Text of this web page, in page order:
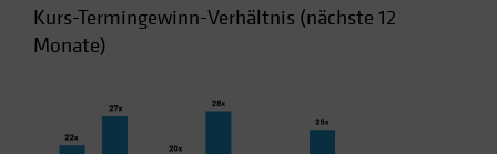
Kurs-Termingewinn-Verhältnis (nächste 12
Monate)